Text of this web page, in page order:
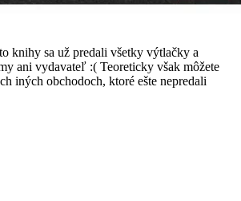
knihy sa už predali všetky výtlačky a
ani vydavateľ :( Teoreticky však môžete
iných obchodoch, ktoré ešte nepredali